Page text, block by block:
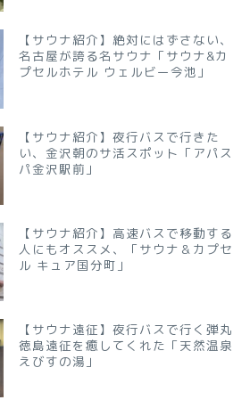
【サウナ紹介】絶対にはずさない、
名古屋が誇る名サウナ「サウナ&カ
プセルホテル ウェルビー今池」
【サウナ紹介】夜行バスで行きた
い、金沢朝のサ活スポット「アパス
パ金沢駅前」
【サウナ紹介】高速バスで移動する
人にもオススメ、「サウナ＆カプセ
ル キュア国分町」
【サウナ遠征】夜行バスで行く弾丸
徳島遠征を癒してくれた「天然温泉
えびすの湯」